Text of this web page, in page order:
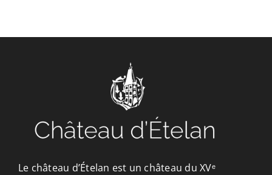
Le château d’Ételan est un château du XVᵉ